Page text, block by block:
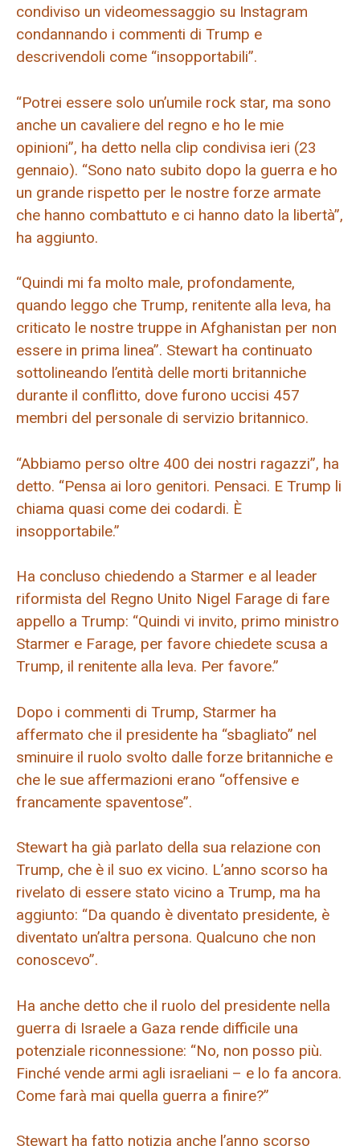
condiviso un videomessaggio su Instagram
condannando i commenti di Trump e
descrivendoli come “insopportabili”.
“Potrei essere solo un’umile rock star, ma sono
anche un cavaliere del regno e ho le mie
opinioni”, ha detto nella clip condivisa ieri (23
gennaio). “Sono nato subito dopo la guerra e ho
un grande rispetto per le nostre forze armate
che hanno combattuto e ci hanno dato la libertà”,
ha aggiunto.
“Quindi mi fa molto male, profondamente,
quando leggo che Trump, renitente alla leva, ha
criticato le nostre truppe in Afghanistan per non
essere in prima linea”. Stewart ha continuato
sottolineando l’entità delle morti britanniche
durante il conflitto, dove furono uccisi 457
membri del personale di servizio britannico.
“Abbiamo perso oltre 400 dei nostri ragazzi”, ha
detto. “Pensa ai loro genitori. Pensaci. E Trump li
chiama quasi come dei codardi. È
insopportabile.”
Ha concluso chiedendo a Starmer e al leader
riformista del Regno Unito Nigel Farage di fare
appello a Trump: “Quindi vi invito, primo ministro
Starmer e Farage, per favore chiedete scusa a
Trump, il renitente alla leva. Per favore.”
Dopo i commenti di Trump, Starmer ha
affermato che il presidente ha “sbagliato” nel
sminuire il ruolo svolto dalle forze britanniche e
che le sue affermazioni erano “offensive e
francamente spaventose”.
Stewart ha già parlato della sua relazione con
Trump, che è il suo ex vicino. L’anno scorso ha
rivelato di essere stato vicino a Trump, ma ha
aggiunto: “Da quando è diventato presidente, è
diventato un’altra persona. Qualcuno che non
conoscevo”.
Ha anche detto che il ruolo del presidente nella
guerra di Israele a Gaza rende difficile una
potenziale riconnessione: “No, non posso più.
Finché vende armi agli israeliani – e lo fa ancora.
Come farà mai quella guerra a finire?”
Stewart ha fatto notizia anche l’anno scorso